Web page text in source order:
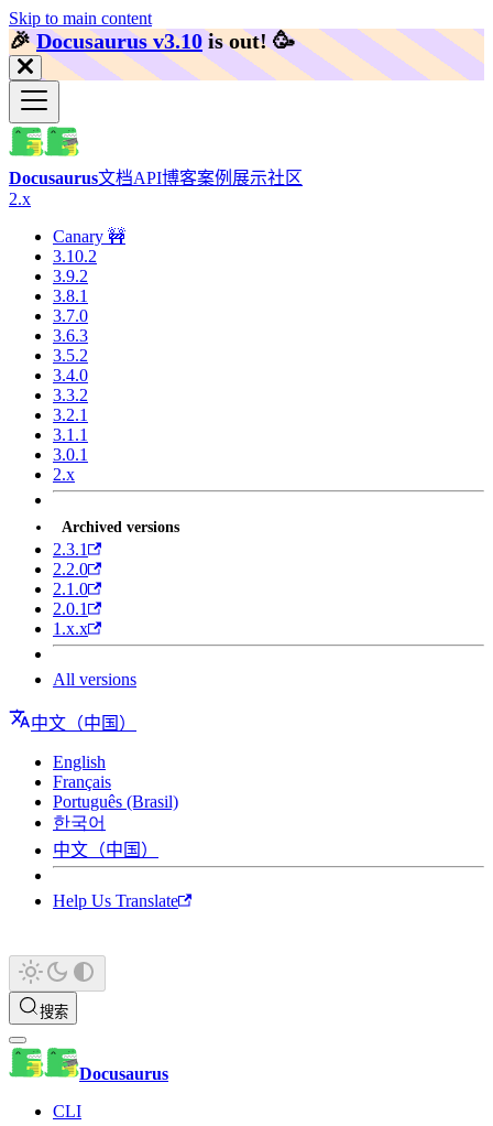
Skip to main content
🎉️Docusaurus v3.10 is out! 🥳️
Docusaurus文档API博客案例展示社区
2.x
Canary 🚧
3.10.2
3.9.2
3.8.1
3.7.0
3.6.3
3.5.2
3.4.0
3.3.2
3.2.1
3.1.1
3.0.1
2.x
Archived versions
2.3.1
2.2.0
2.1.0
2.0.1
1.x.x
All versions
中文（中国）
English
Français
Português (Brasil)
한국어
中文（中国）
Help Us Translate
搜索
Docusaurus
CLI